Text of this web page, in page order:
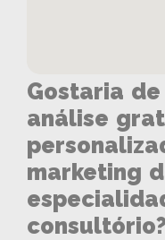
Gostaria
análise
marketing
consultório?